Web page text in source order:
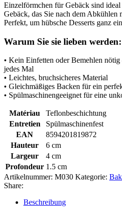
Einzelförmchen für Gebäck sind
Gebäck, das Sie nach dem Abkühlen
Perfekt, um hübsche Desserts ganz
Warum Sie sie lieben werden:
• Kein Einfetten oder Bemehlen nötig
jedes Mal
• Leichtes, bruchsicheres Material
• Gleichmäßiges Backen für ein
• Spülmaschinengeeignet für eine
Matériau
Teflonbeschichtung
Entretien
Spülmaschinenfest
EAN
8594201819872
Hauteur
6 cm
Largeur
4 cm
Profondeur 1.5 cm
Artikelnummer: M030 Kategorie:
Share:
Beschreibung